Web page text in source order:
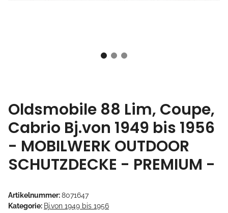
Oldsmobile 88 Lim, Coupe,
Cabrio Bj.von 1949 bis 1956
- MOBILWERK OUTDOOR
SCHUTZDECKE - PREMIUM -
Artikelnummer:8071647
Kategorie: Bj.von 1949 bis 1956